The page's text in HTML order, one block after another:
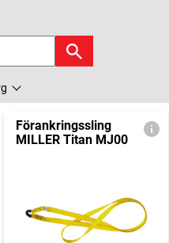
Förankringssling
MILLER Titan MJ00